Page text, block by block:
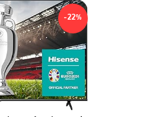
-22%